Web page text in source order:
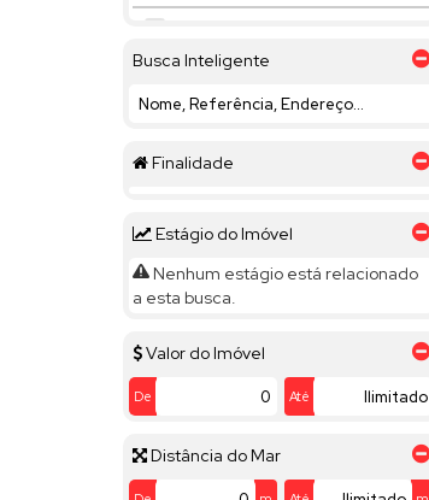
Busca Inteligente
Finalidade
Estágio do Imóvel
Nenhum estágio está relacionado
a esta busca.
Valor do Imóvel
De Até
Distância do Mar